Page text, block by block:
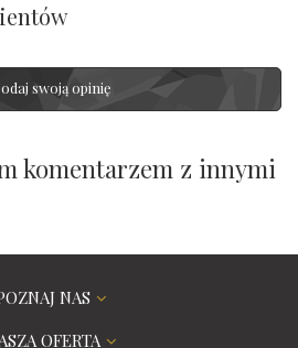
swoją opinię
komentarzem z innymi
NAS
OFERTA